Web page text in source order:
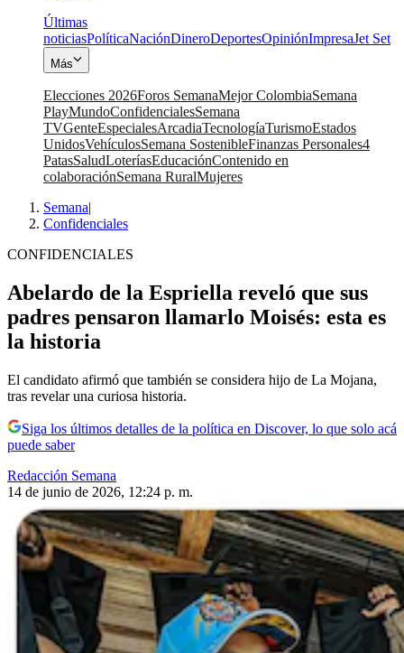
Últimas
noticiasPolíticaNaciónDineroDeportesOpiniónImpresaJet Set
Más
Elecciones 2026Foros SemanaMejor ColombiaSemana
PlayMundoConfidencialesSemana
TVGenteEspecialesArcadiaTecnologíaTurismoEstados
UnidosVehículosSemana SostenibleFinanzas Personales4
PatasSaludLoteríasEducaciónContenido en
colaboraciónSemana RuralMujeres
Semana|
Confidenciales
CONFIDENCIALES
Abelardo de la Espriella reveló que sus
padres pensaron llamarlo Moisés: esta es
la historia
El candidato afirmó que también se considera hijo de La Mojana,
tras revelar una curiosa historia.
Siga los últimos detalles de la política en Discover, lo que solo acá
puede saber
Redacción Semana
14 de junio de 2026, 12:24 p. m.